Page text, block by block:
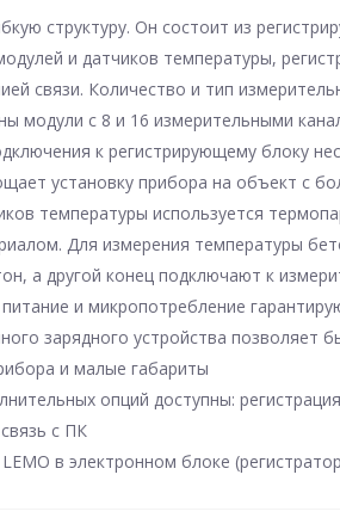
структуру. Он состоит из
и датчиков температуры,
связи. Количество и тип
модули с 8 и 16 измерительными
к регистрирующему блоку
установку прибора на объект с
температуры используется
Для измерения температуры
а другой конец подключают к
и микропотребление
зарядного устройства позволяет
и малые габариты
опций доступны:
с ПК
в электронном блоке